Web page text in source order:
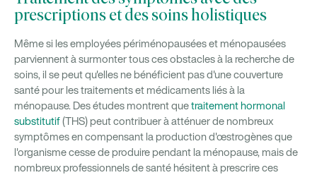
prescriptions et des soins holistiques
Même si les employées périménopausées et ménopausées
parviennent à surmonter tous ces obstacles à la recherche de
soins, il se peut qu'elles ne bénéficient pas d'une couverture
santé pour les traitements et médicaments liés à la
ménopause. Des études montrent quetraitement hormonal
substitutif(THS) peut contribuer à atténuer de nombreux
symptômes en compensant la production d'œstrogènes que
l'organisme cesse de produire pendant la ménopause, mais de
nombreux professionnels de santé hésitent à prescrire ces